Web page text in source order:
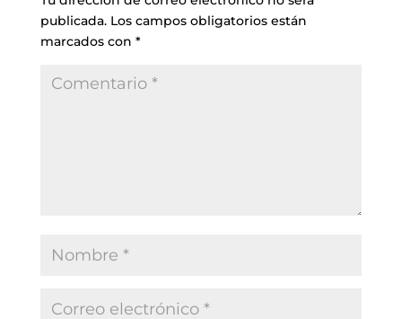
publicada. Los campos obligatorios están
marcados con *